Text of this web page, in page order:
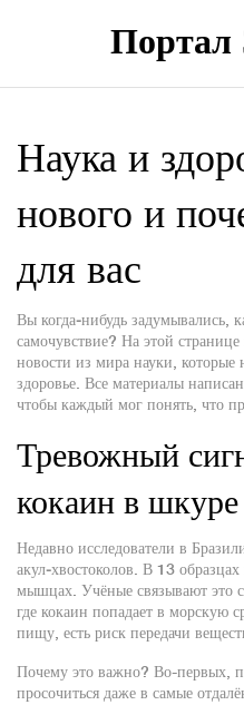
Портал
Наука и
нового и
для вас
Вы когда‑нибудь задумывались,
самочувствие? На этой
новости из мира науки,
здоровье. Все материалы
чтобы каждый мог понять, что
Тревожный
кокаин в шкуре
Недавно исследователи в
акул‑хвостоколов. В 13
мышцах. Учёные связывают это
где кокаин попадает в морскую
пищу, есть риск передачи
Почему это важно? Во-первых,
просочиться даже в самые